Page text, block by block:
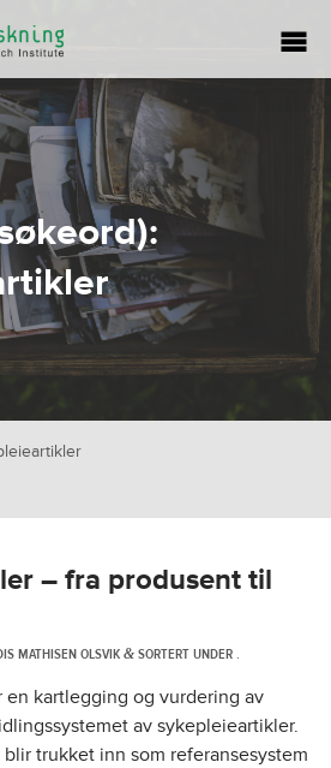
– fra produsent til
MATHISEN OLSVIK &SORTERT UNDER .
en kartlegging og vurdering av
av sykepleieartikler.
trukket inn som referansesystem